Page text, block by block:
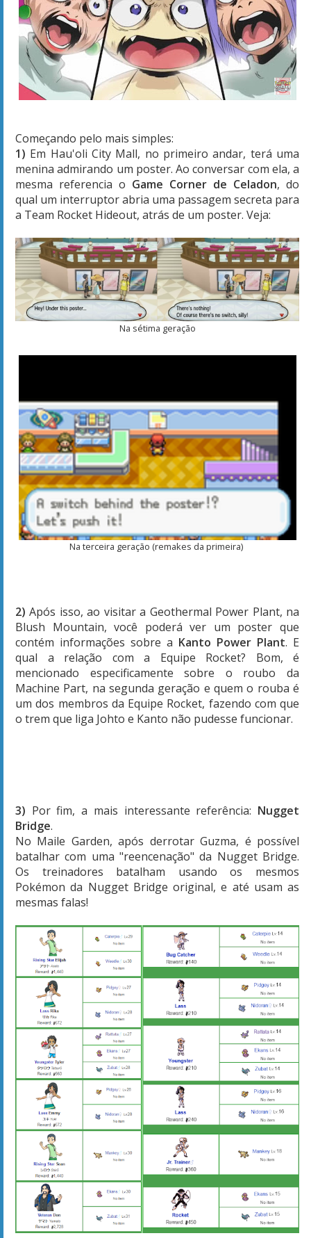
Começando pelo mais simples:
1) Em Hau'oli City Mall, no primeiro andar, terá uma
menina admirando um poster. Ao conversar com ela, a
mesma referencia o Game Corner de Celadon, do
qual um interruptor abria uma passagem secreta para
a Team Rocket Hideout, atrás de um poster. Veja:
Na sétima geração
Na terceira geração (remakes da primeira)
2)Após isso, ao visitar a Geothermal Power Plant, na
Blush Mountain, você poderá ver um poster que
contém informações sobre a Kanto Power Plant. E
qual a relação com a Equipe Rocket? Bom, é
mencionado especificamente sobre o roubo da
Machine Part, na segunda geração e quem o rouba é
um dos membros da Equipe Rocket, fazendo com que
o trem que liga Johto e Kanto não pudesse funcionar.
3) Por fim, a mais interessante referência: Nugget
Bridge.
No Maile Garden, após derrotar Guzma, é possível
batalhar com uma "reencenação" da Nugget Bridge.
Os treinadores batalham usando os mesmos
Pokémon da Nugget Bridge original, e até usam as
mesmas falas!